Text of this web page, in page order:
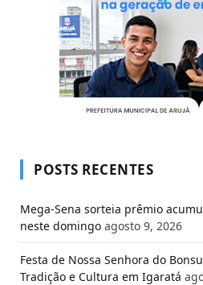
POSTS RECENTES
Mega-Sena sorteia prêmio
neste domingo agosto 9, 2026
Festa de Nossa Senhora do
Tradição e Cultura em Igaratá